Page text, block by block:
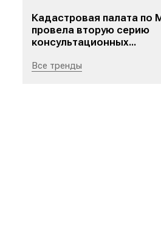
Кадастровая палата по
провела вторую серию
консультационных...
Все тренды